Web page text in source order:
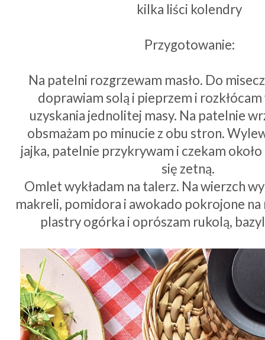
kilka liści kolendry
Przygotowanie:
Na patelni rozgrzewam masło. Do
doprawiam solą i pieprzem i
uzyskania jednolitej masy. Na patelnie
obsmażam po minucie z obu stron.
jajka, patelnie przykrywam i czekam
się zetną.
Omlet wykładam na talerz. Na wierzch
makreli, pomidora i awokado pokrojone na
plastry ogórka i oprószam rukolą,